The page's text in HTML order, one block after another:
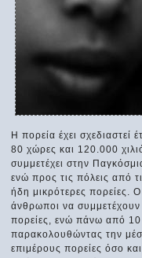
Η πορεία έχει σχεδιαστεί
80 χώρες και 120.000
συμμετέχει στην
ενώ προς τις πόλεις από
ήδη μικρότερες πορείες.
άνθρωποι να συμμετέχουν
πορείες, ενώ πάνω από 10
παρακολουθώντας την
επιμέρους πορείες όσο